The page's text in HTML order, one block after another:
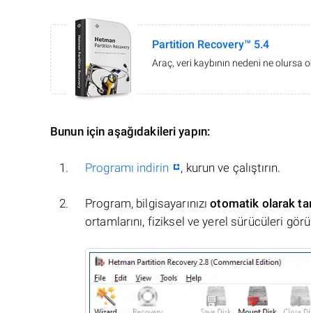
Partition Recovery™ 5.4
Araç, veri kaybının nedeni ne olursa
Bunun için aşağıdakileri yapın:
Programı indirin , kurun ve çalıştırın.
Program, bilgisayarınızıotomatik olarak
ortamlarını, fiziksel ve yerel sürücüleri